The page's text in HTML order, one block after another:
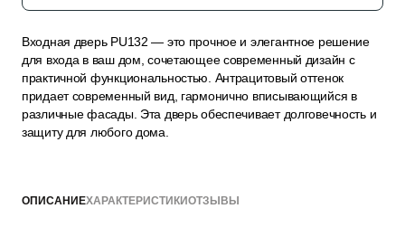
Входная дверь PU132 — это прочное и элегантное решение
для входа в ваш дом, сочетающее современный дизайн с
практичной функциональностью. Антрацитовый оттенок
придает современный вид, гармонично вписывающийся в
различные фасады. Эта дверь обеспечивает долговечность и
защиту для любого дома.
ОПИСАНИЕХАРАКТЕРИСТИКИОТЗЫВЫ